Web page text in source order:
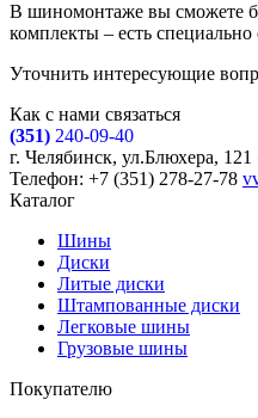
В шиномонтаже вы сможете
комплекты – есть
Уточнить интересующие
Как с нами связаться
(351) 240-09-40
г. Челябинск, ул.Блюхера, 121
Телефон: +7 (351) 278-27-78
Каталог
Шины
Диски
Литые диски
Штампованные диски
Легковые шины
Грузовые шины
Покупателю